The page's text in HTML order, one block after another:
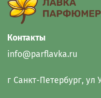
Контакты
info@parflavka.ru
г Санкт-Петербург, ул